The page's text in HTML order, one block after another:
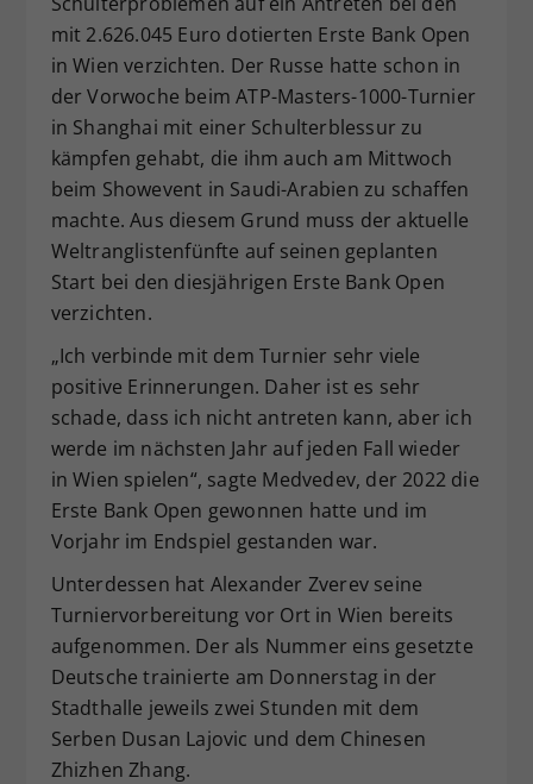
mit 2.626.045 Euro dotierten Erste Bank Open
in Wien verzichten. Der Russe hatte schon in
der Vorwoche beim ATP-Masters-1000-Turnier
in Shanghai mit einer Schulterblessur zu
kämpfen gehabt, die ihm auch am Mittwoch
beim Showevent in Saudi-Arabien zu schaffen
machte. Aus diesem Grund muss der aktuelle
Weltranglistenfünfte auf seinen geplanten
Start bei den diesjährigen Erste Bank Open
verzichten.
„Ich verbinde mit dem Turnier sehr viele
positive Erinnerungen. Daher ist es sehr
schade, dass ich nicht antreten kann, aber ich
werde im nächsten Jahr auf jeden Fall wieder
in Wien spielen“, sagte Medvedev, der 2022 die
Erste Bank Open gewonnen hatte und im
Vorjahr im Endspiel gestanden war.
Unterdessen hat Alexander Zverev seine
Turniervorbereitung vor Ort in Wien bereits
aufgenommen. Der als Nummer eins gesetzte
Deutsche trainierte am Donnerstag in der
Stadthalle jeweils zwei Stunden mit dem
Serben Dusan Lajovic und dem Chinesen
Zhizhen Zhang.
Zweck
Dieser Wert speichert Ihre Consent-
Einstellungen. Unter anderem eine
historische Speicherung Ihrer
vorgenommen Einstellungen, falls der
Webseiten-Betreiber dies eingestellt
hat.